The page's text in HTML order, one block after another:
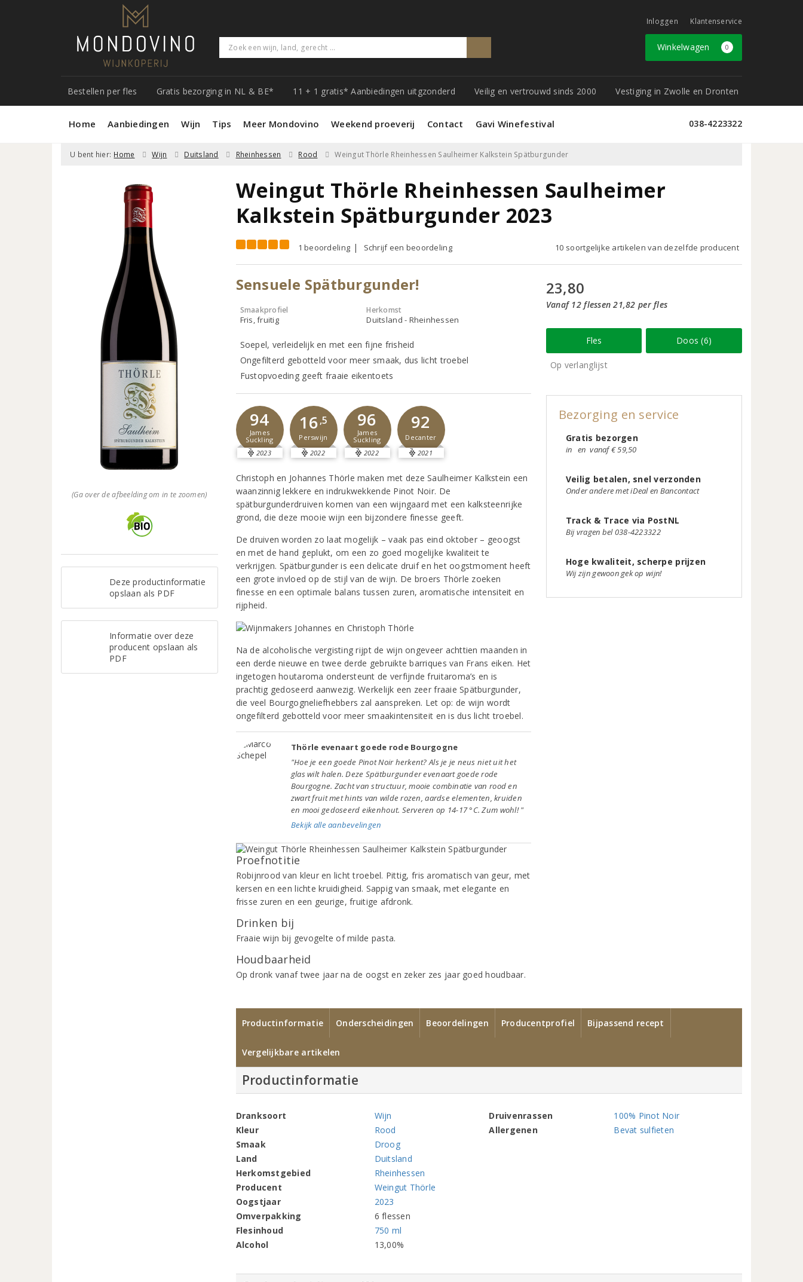
Inloggen Klantenservice
Winkelwagen 0
Bestellen per fles Gratis bezorging in NL & BE* 11 + 1 gratis* Aanbiedingen uitgzonderd Veilig en vertrouwd sinds 2000 Vestiging in Zwolle en Dronten
Home Aanbiedingen Wijn Tips Meer Mondovino Weekend proeverij Contact Gavi Winefestival 038-4223322
U bent hier: Home Wijn Duitsland Rheinhessen Rood Weingut Thörle Rheinhessen Saulheimer Kalkstein Spätburgunder
(Ga over de afbeelding om in te zoomen)
Deze productinformatie
opslaan als PDF
Informatie over deze
producent opslaan als
PDF
Weingut Thörle Rheinhessen Saulheimer
Kalkstein Spätburgunder 2023
1 beoordeling Schrijf een beoordeling 10 soortgelijke artikelen van dezelfde producent
Sensuele Spätburgunder!
Smaakprofiel
Fris, fruitig
Herkomst
Duitsland - Rheinhessen
Soepel, verleidelijk en met een fijne frisheid
Ongefilterd gebotteld voor meer smaak, dus licht troebel
Fustopvoeding geeft fraaie eikentoets
94
James
Suckling
2023
16,5
Perswijn
2022
96
James
Suckling
2022
92
Decanter
2021
Christoph en Johannes Thörle maken met deze Saulheimer Kalkstein een
waanzinnig lekkere en indrukwekkende Pinot Noir. De
spätburgunderdruiven komen van een wijngaard met een kalksteenrijke
grond, die deze mooie wijn een bijzondere finesse geeft.
De druiven worden zo laat mogelijk – vaak pas eind oktober – geoogst
en met de hand geplukt, om een zo goed mogelijke kwaliteit te
verkrijgen. Spätburgunder is een delicate druif en het oogstmoment heeft
een grote invloed op de stijl van de wijn. De broers Thörle zoeken
finesse en een optimale balans tussen zuren, aromatische intensiteit en
rijpheid.
Na de alcoholische vergisting rijpt de wijn ongeveer achttien maanden in
een derde nieuwe en twee derde gebruikte barriques van Frans eiken. Het
ingetogen houtaroma ondersteunt de verfijnde fruitaroma’s en is
prachtig gedoseerd aanwezig. Werkelijk een zeer fraaie Spätburgunder,
die veel Bourgogneliefhebbers zal aanspreken. Let op: de wijn wordt
ongefilterd gebotteld voor meer smaakintensiteit en is dus licht troebel.
Thörle evenaart goede rode Bourgogne
"Hoe je een goede Pinot Noir herkent? Als je je neus niet uit het
glas wilt halen. Deze Spätburgunder evenaart goede rode
Bourgogne. Zacht van structuur, mooie combinatie van rood en
zwart fruit met hints van wilde rozen, aardse elementen, kruiden
en mooi gedoseerd eikenhout. Serveren op 14-17 °C. Zum wohl! "
Bekijk alle aanbevelingen
Proefnotitie
Robijnrood van kleur en licht troebel. Pittig, fris aromatisch van geur, met
kersen en een lichte kruidigheid. Sappig van smaak, met elegante en
frisse zuren en een geurige, fruitige afdronk.
Drinken bij
Fraaie wijn bij gevogelte of milde pasta.
Houdbaarheid
Op dronk vanaf twee jaar na de oogst en zeker zes jaar goed houdbaar.
23,80
Vanaf 12 flessen 21,82 per fles
Fles Doos (6)
Op verlanglijst
Bezorging en service
Gratis bezorgen
in en vanaf € 59,50
Veilig betalen, snel verzonden
Onder andere met iDeal en Bancontact
Track & Trace via PostNL
Bij vragen bel 038-4223322
Hoge kwaliteit, scherpe prijzen
Wij zijn gewoon gek op wijn!
Productinformatie Onderscheidingen Beoordelingen Producentprofiel Bijpassend recept
Vergelijkbare artikelen
Productinformatie
Dranksoort
Wijn
Kleur
Rood
Smaak
Droog
Land
Duitsland
Herkomstgebied
Rheinhessen
Producent
Weingut Thörle
Oogstjaar
2023
Omverpakking
6 flessen
Flesinhoud
750 ml
Alcohol
13,00%
Druivenrassen
100% Pinot Noir
Allergenen
Bevat sulfieten